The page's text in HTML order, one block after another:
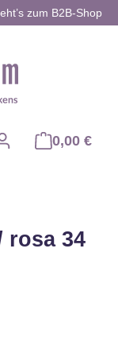
zum B2B-Shop
0,00 €
rosa 34